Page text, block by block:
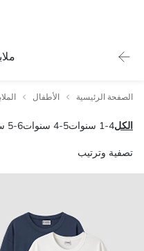
الصفحة الرئيسية الأطفال
الكل1-4 سنوات 4-5 سنوات 5-6 سنوات
تصفية وترتيب